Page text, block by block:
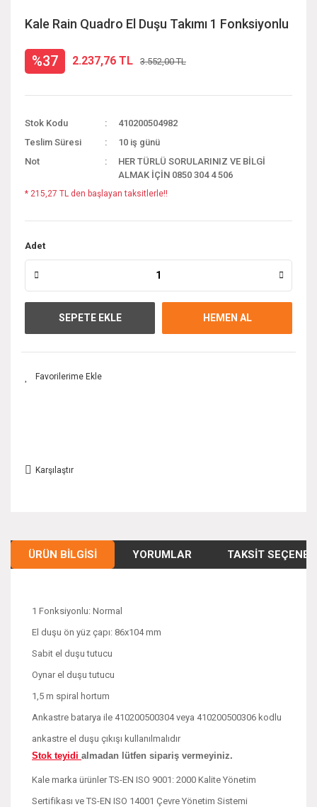
Kale Rain Quadro El Duşu Takımı 1 Fonksiyonlu
%37 2.237,76 TL 3.552,00 TL
Stok Kodu
410200504982
Teslim Süresi
10 iş günü
Not
HER TÜRLÜ SORULARINIZ VE BİLGİ
ALMAK İÇİN 0850 304 4 506
* 215,27 TL den başlayan taksitlerle!!
Adet
SEPETE EKLE HEMEN AL
Karşılaştır
ÜRÜN BILGISI YORUMLAR TAKSIT
1 Fonksiyonlu: Normal
El duşu ön yüz çapı: 86x104 mm
Sabit el duşu tutucu
Oynar el duşu tutucu
1,5 m spiral hortum
Ankastre batarya ile 410200500304 veya 410200500306 kodlu
ankastre el duşu çıkışı kullanılmalıdır
Stok teyidi almadan lütfen sipariş vermeyiniz.
Kale marka ürünler TS-EN ISO 9001: 2000 Kalite Yönetim
Sertifikası ve TS-EN ISO 14001 Çevre Yönetim Sistemi